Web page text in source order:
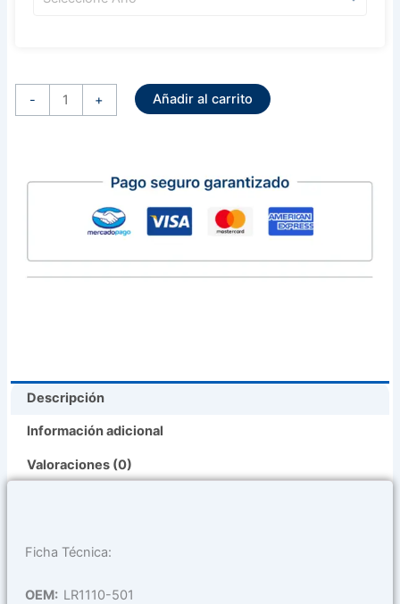
-
Hitachi
12
Amps
(
Lr1110-
cantidad
+ Añadir al carrito
Descripción
Información adicional
Valoraciones (0)
Ficha Técnica:
OEM: LR1110-501